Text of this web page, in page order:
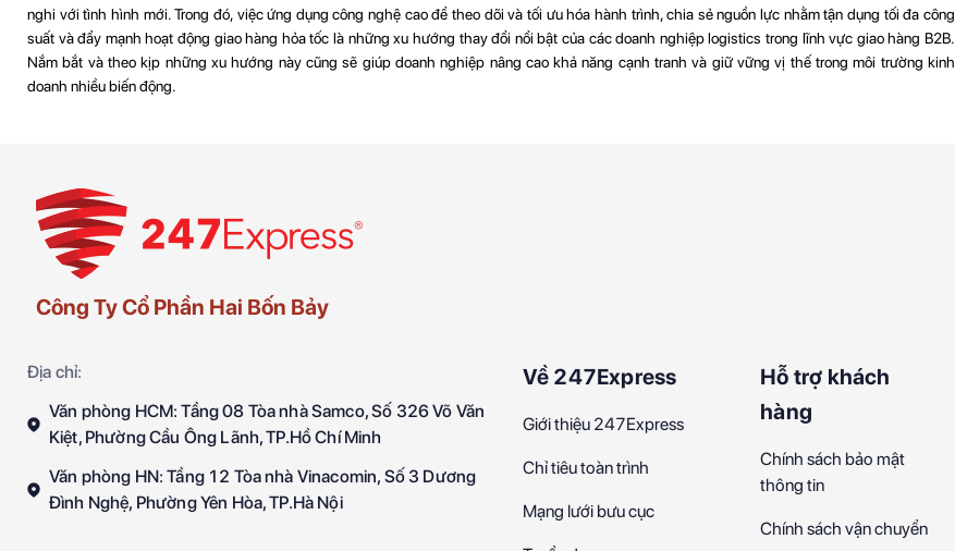
nghi với tình hình mới. Trong đó, việc ứng dụng công nghệ cao để theo dõi và tối ưu hóa hành trình, chia sẻ nguồn lực nhằm tận dụng tối đa công
suất và đẩy mạnh hoạt động giao hàng hỏa tốc là những xu hướng thay đổi nổi bật của các doanh nghiệp logistics trong lĩnh vực giao hàng B2B.
Nắm bắt và theo kịp những xu hướng này cũng sẽ giúp doanh nghiệp nâng cao khả năng cạnh tranh và giữ vững vị thế trong môi trường kinh
doanh nhiều biến động.
Công Ty Cổ Phần Hai Bốn Bảy
Địa chỉ:
Văn phòng HCM: Tầng 08 Tòa nhà Samco, Số 326 Võ Văn
Kiệt, Phường Cầu Ông Lãnh, TP.Hồ Chí Minh
Văn phòng HN: Tầng 12 Tòa nhà Vinacomin, Số 3 Dương
Đình Nghệ, Phường Yên Hòa, TP.Hà Nội
Về 247Express
Giới thiệu 247Express
Chỉ tiêu toàn trình
Mạng lưới bưu cục
Hỗ trợ khách
hàng
Chính sách bảo mật
thông tin
Chính sách vận chuyển